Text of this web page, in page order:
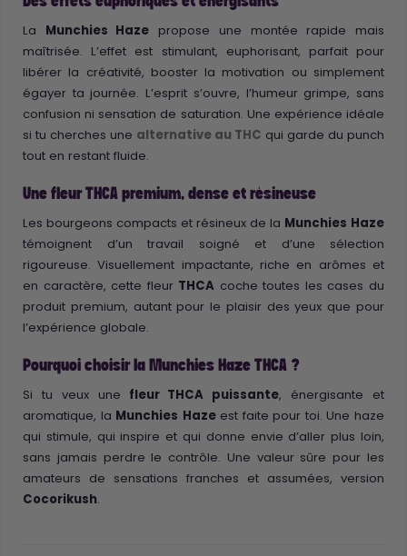
La Munchies Haze propose une montée rapide mais
maîtrisée. L’effet est stimulant, euphorisant, parfait pour
libérer la créativité, booster la motivation ou simplement
égayer ta journée. L’esprit s’ouvre, l’humeur grimpe, sans
confusion ni sensation de saturation. Une expérience idéale
si tu cherches une alternative au THC qui garde du punch
tout en restant fluide.
Une fleur THCA premium, dense et résineuse
Les bourgeons compacts et résineux de la Munchies Haze
témoignent d’un travail soigné et d’une sélection
rigoureuse. Visuellement impactante, riche en arômes et
en caractère, cette fleur THCA coche toutes les cases du
produit premium, autant pour le plaisir des yeux que pour
l’expérience globale.
Pourquoi choisir la Munchies Haze THCA ?
Si tu veux une fleur THCA puissante, énergisante et
aromatique, la Munchies Hazeest faite pour toi. Une haze
qui stimule, qui inspire et qui donne envie d’aller plus loin,
sans jamais perdre le contrôle. Une valeur sûre pour les
amateurs de sensations franches et assumées, version
Cocorikush.